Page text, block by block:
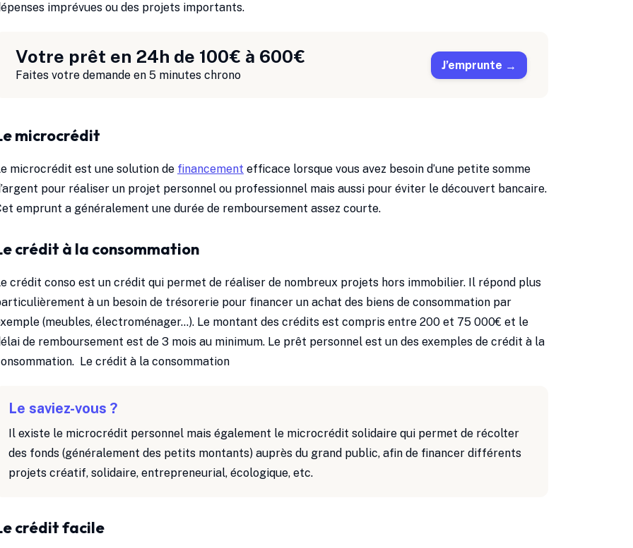
imprévues ou des projets importants.
Votre prêt en 24h de 100€ à 600€
Faites votre demande en 5 minutes chrono
J’emprunte
microcrédit
microcrédit est une solution de financement efficace lorsque vous avez besoin d’une petite somme
pour réaliser un projet personnel ou professionnel mais aussi pour éviter le découvert bancaire.
emprunt a généralement une durée de remboursement assez courte.
crédit à la consommation
crédit conso est un crédit qui permet de réaliser de nombreux projets hors immobilier. Il répond plus
à un besoin de trésorerie pour financer un achat des biens de consommation par
(meubles, électroménager…). Le montant des crédits est compris entre 200 et 75 000€ et le
de remboursement est de 3 mois au minimum. Le prêt personnel est un des exemples de crédit à la
Le crédit à la consommation
Le saviez-vous ?
Il existe le microcrédit personnel mais également le microcrédit solidaire qui permet de récolter
des fonds (généralement des petits montants) auprès du grand public, afin de financer différents
projets créatif, solidaire, entrepreneurial, écologique, etc.
crédit facile